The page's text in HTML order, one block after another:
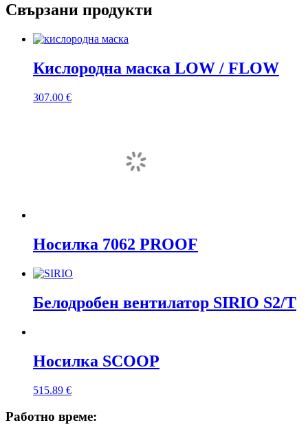
Свързани продукти
Кислородна маска LOW / FLOW
307.00 €
Носилка 7062 PROOF
Белодробен вентилатор SIRIO S2/T
Носилка SCOOP
515.89 €
Работно време: